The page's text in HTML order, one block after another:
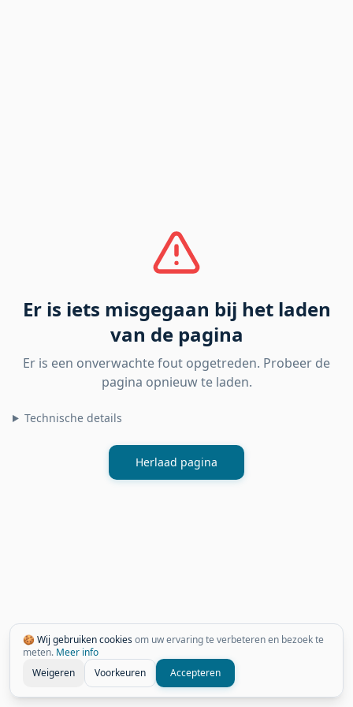
🍪 Wij gebruiken cookiesom uw ervaring te verbeteren en bezoek te
meten. Meer info
Weigeren
Voorkeuren Accepteren
Er is iets misgegaan bij het laden
van de pagina
Er is een onverwachte fout opgetreden. Probeer de
pagina opnieuw te laden.
Technische details
Herlaad pagina